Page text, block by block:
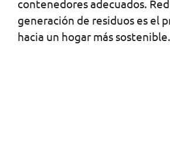
contenedores adecuados.
generación de residuos es el
hacia un hogar más sostenible.